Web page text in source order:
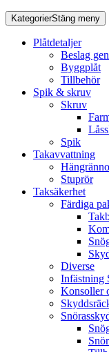
KategorierStäng meny
Plåtdetaljer
Beslag
Byggplåt
Tillbehör
Spik & skruv
Skruv
Spik
Takavvattning
Stuprör
Taksäkerhet
Färdiga
Diverse
Infästning
Konsoller